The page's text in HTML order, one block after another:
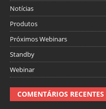
Notícias
Produtos
Próximos Webinars
Standby
Webinar
COMENTÁRIOS RECENTES